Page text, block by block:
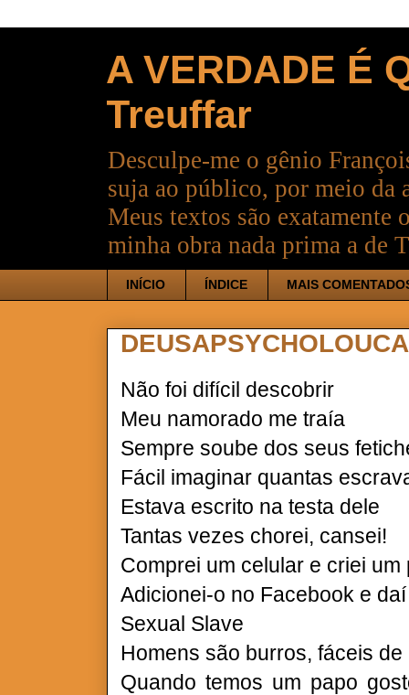
A VERDADE É
Treuffar
Desculpe-me o gênio
suja ao público, por meio da
Meus textos são exatamente
minha obra nada prima a de
INÍCIO ÍNDICE MAIS
DEUSAPSYCHOLOUCA
Não foi difícil descobrir
Meu namorado me traía
Sempre soube dos seus
Fácil imaginar quantas
Estava escrito na testa dele
Tantas vezes chorei, cansei!
Comprei um celular e criei um
Adicionei-o no Facebook e
Sexual Slave
Homens são burros, fáceis de
Quando temos um papo